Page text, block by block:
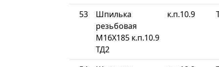
53
Шпилька
резьбовая
М16Х185 к.п.10.9
ТД2
к.п.10.9